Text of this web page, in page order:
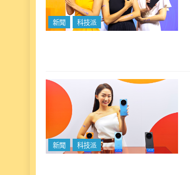
新聞 科技派
新聞 科技派